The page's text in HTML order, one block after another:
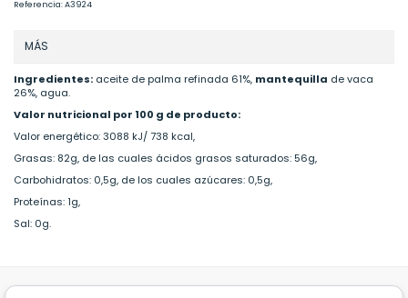
Referencia:A3924
MÁS
Ingredientes: aceite de palma refinada 61%, mantequilla de vaca
26%, agua.
Valor nutricional por 100 g de producto:
Valor energético: 3088 kJ/ 738 kcal,
Grasas: 82g, de las cuales ácidos grasos saturados: 56g,
Carbohidratos: 0,5g, de los cuales azúcares: 0,5g,
Proteínas: 1g,
Sal: 0g.